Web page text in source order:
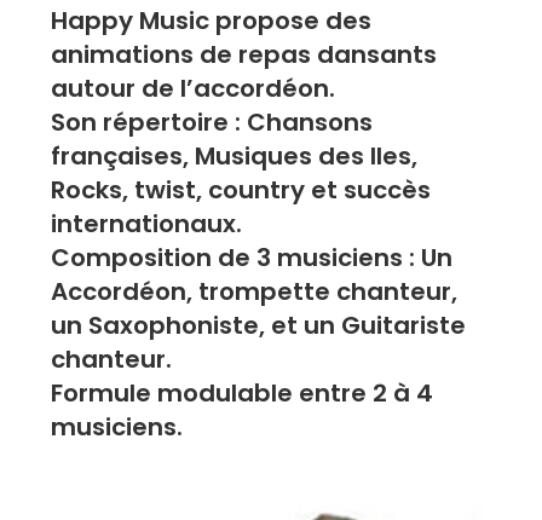
Happy Music propose des
animations de repas dansants
autour de l’accordéon.
Son répertoire : Chansons
françaises, Musiques des Iles,
Rocks, twist, country et succès
internationaux.
Composition de 3 musiciens : Un
Accordéon, trompette chanteur,
un Saxophoniste, et un Guitariste
chanteur.
Formule modulable entre 2 à 4
musiciens.